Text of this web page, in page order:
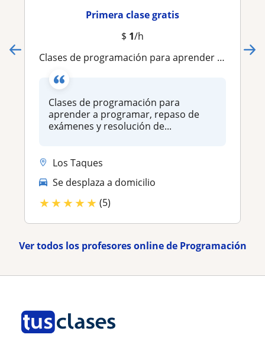
Primera clase gratis
$ 1/h
Clases de programación para aprender a programar, repaso de exámenes y resolución de guías en Java, Php, Laravel, Python y más
Clases de programación para
aprender a programar, repaso de
exámenes y resolución de...
Los Taques
Se desplaza a domicilio
★★★★★ (5)
Ver todos los profesores online de Programación